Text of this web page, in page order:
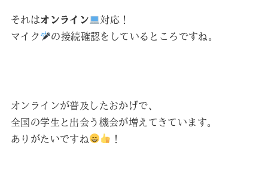
それはオンライン
対応！
マイク
の接続確認をしているところですね。
オンラインが普及したおかげで、
全国の学生と出会う機会が増えてきています。
ありがたいですね
！